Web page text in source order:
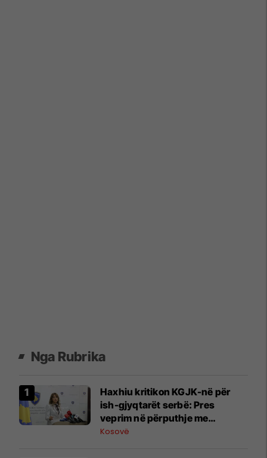
Nga Rubrika
​Haxhiu kritikon KGJK-në për
ish-gjyqtarët serbë: Pres
veprim në përputhje me
përgjegjësitë
Kosovë